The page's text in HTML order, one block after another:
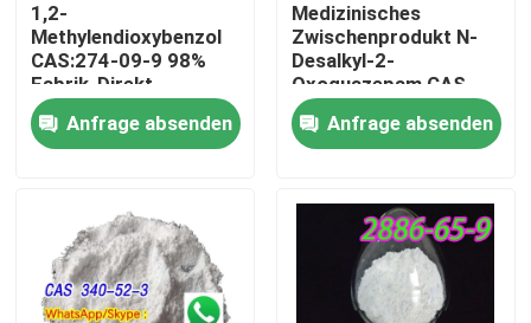
Produkte
Videos
1,2-
Methylendioxybenzol
CAS:274-09-9 98%
Fabrik-Direkt
hochwertige
Plattenverpackung auf
Anfrage
Anfrage absenden
Medizinisches
Zwischenprodukt N-
Desalkyl-2-
Oxoquazepam CAS
2886-65-9
Ein ordentlicher
Form
Anfrage absenden